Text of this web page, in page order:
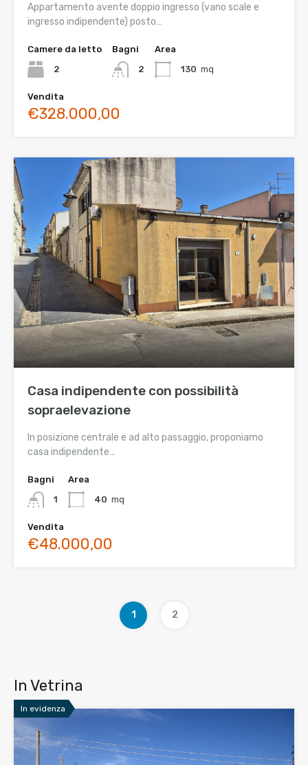
Appartamento avente doppio ingresso (vano scale e
ingresso indipendente) posto…
Camere da letto
2
Bagni
2
Area
130 mq
Vendita
€328.000,00
Casa indipendente con possibilità
sopraelevazione
In posizione centrale e ad alto passaggio, proponiamo
casa indipendente…
Bagni
1
Area
40 mq
Vendita
€48.000,00
1 2
In Vetrina
In evidenza